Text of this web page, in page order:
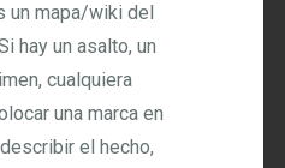
un mapa/wiki del
hay un asalto, un
cualquiera
una marca en
el hecho,